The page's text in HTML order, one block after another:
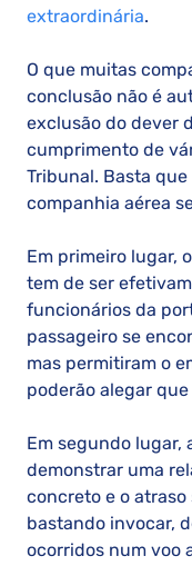
extraordinária.
O que muitas
conclusão não é
exclusão do dever
cumprimento de
Tribunal. Basta
companhia aérea
Em primeiro lugar,
tem de ser
funcionários da
passageiro se
mas permitiram o
poderão alegar
Em segundo lugar,
demonstrar uma
concreto e o
bastando invocar,
ocorridos num voo